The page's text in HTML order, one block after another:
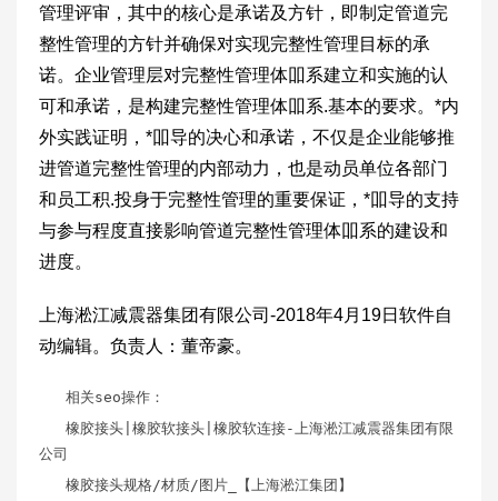
管理评审，其中的核心是承诺及方针，即制定管道完
整性管理的方针并确保对实现完整性管理目标的承
诺。企业管理层对完整性管理体吅系建立和实施的认
可和承诺，是构建完整性管理体吅系.基本的要求。*内
外实践证明，*吅导的决心和承诺，不仅是企业能够推
进管道完整性管理的内部动力，也是动员单位各部门
和员工积.投身于完整性管理的重要保证，*吅导的支持
与参与程度直接影响管道完整性管理体吅系的建设和
进度。
上海淞江减震器集团有限公司-2018年4月19日软件自
动编辑。负责人：董帝豪。
相关seo操作：
橡胶接头 |橡胶软接头|橡胶软连接-上海淞江减震器集团有限
公司
橡胶接头规格/材质/图片_【上海淞江集团】